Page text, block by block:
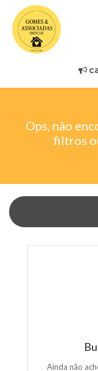
Ops, não
filtros
Ainda não